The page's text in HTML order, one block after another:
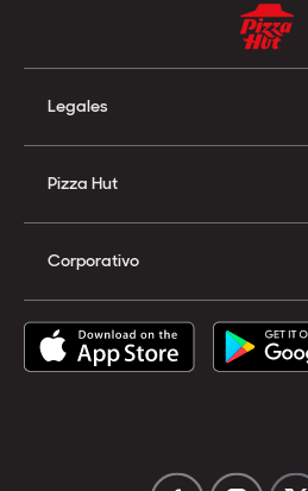
Legales
Pizza Hut
Corporativo